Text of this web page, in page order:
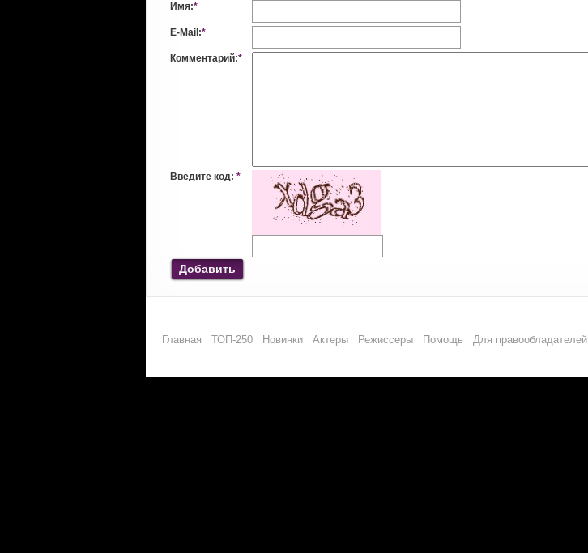
Имя:*
E-Mail:*
Комментарий:*
Введите код: *
Добавить
Главная ТОП-250 Новинки Актеры Режиссеры Помощь Для правообладателей